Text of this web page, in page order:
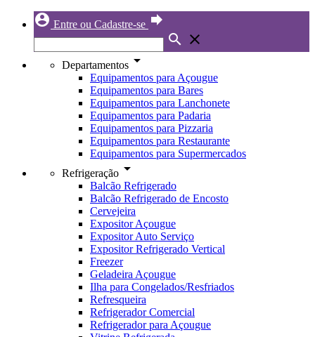
account_circle Entre ou Cadastre-se forward
search close
Departamentos arrow_drop_down
Equipamentos para Açougue
Equipamentos para Bares
Equipamentos para Lanchonete
Equipamentos para Padaria
Equipamentos para Pizzaria
Equipamentos para Restaurante
Equipamentos para Supermercados
Refrigeração arrow_drop_down
Balcão Refrigerado
Balcão Refrigerado de Encosto
Cervejeira
Expositor Açougue
Expositor Auto Serviço
Expositor Refrigerado Vertical
Freezer
Geladeira Açougue
Ilha para Congelados/Resfriados
Refresqueira
Refrigerador Comercial
Refrigerador para Açougue